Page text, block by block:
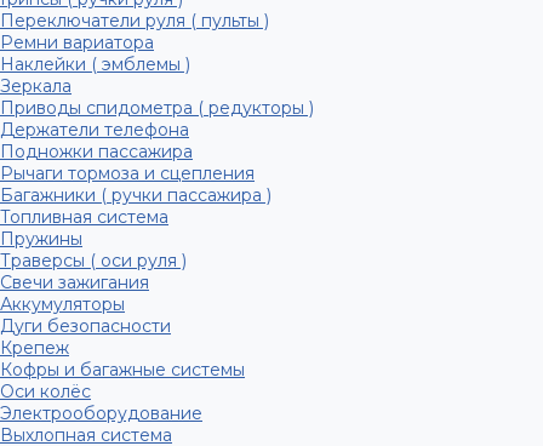
Переключатели руля ( пульты )
Ремни вариатора
Наклейки ( эмблемы )
Зеркала
Приводы спидометра ( редукторы )
Держатели телефона
Подножки пассажира
Рычаги тормоза и сцепления
Багажники ( ручки пассажира )
Топливная система
Пружины
Траверсы ( оси руля )
Свечи зажигания
Аккумуляторы
Дуги безопасности
Крепеж
Кофры и багажные системы
Оси колёс
Электрооборудование
Выхлопная система